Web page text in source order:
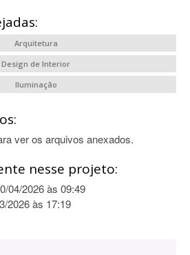
Arquitetura
Design de Interior
Iluminação
ver os arquivos anexados.
nesse projeto:
04/2026 às 09:49
2026 às 17:19